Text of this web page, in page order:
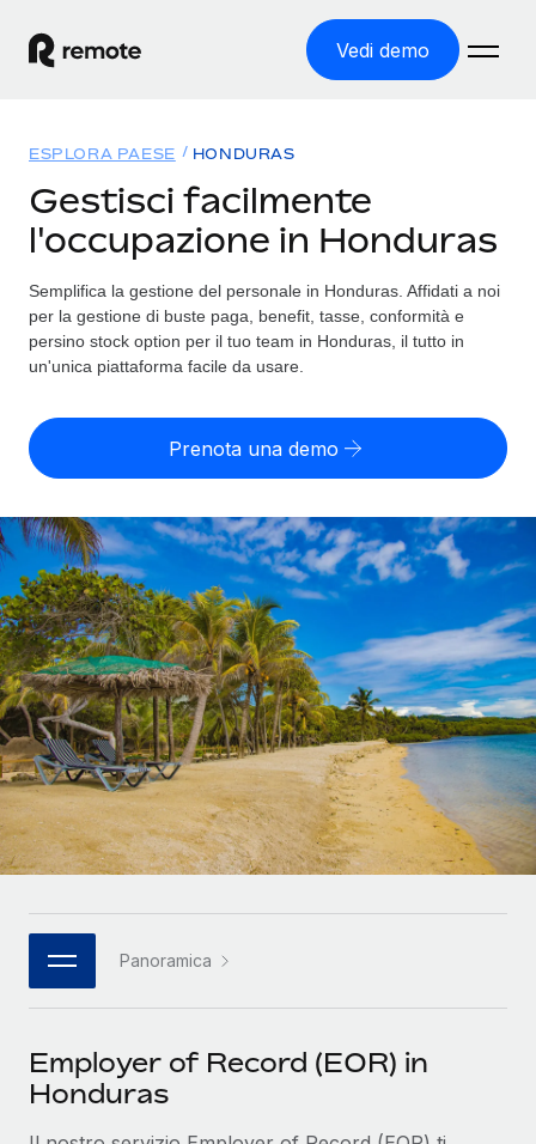
Vedi demo
ASSUMI NEL MONDO
Global Payroll
Gestisci il payroll a norma, in tutta semplicità
Employer of Record
Contractor Management
SERVICES
Chiedi a un esperto
Affidati agli esperti per la gestione HR e la
compliance globale
Soluzioni
COPERTURA GLOBALE
Ricerca paesi
Trova i servizi di supporto all’impiego per ogni Paese
Confronta Remote
Scopri come ci confrontiamo con gli altri
DIVENTA NOSTRO PARTNER
Partner tecnologici strategici
Integra l'HR globale nella tua piattaforma in modo
flessibile
CASE STUDIES
Tariffe
English
Nederlands
Français
Deutsch
Español
Italiano
Português (Portugal)
日本語
한국어
中文（简体）
Login
ESPLORA PAESE HONDURAS
Gestisci facilmente
l'occupazione in Honduras
Semplifica la gestione del personale in Honduras. Affidati a noi
per la gestione di buste paga, benefit, tasse, conformità e
persino stock option per il tuo team in Honduras, il tutto in
un'unica piattaforma facile da usare.
Prenota una demo
Panoramica
Employer of Record (EOR) in
Honduras